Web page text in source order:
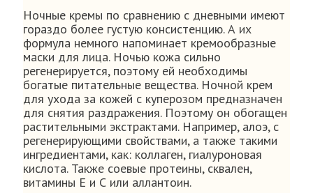
Ночные кремы по сравнению с дневными имеют
гораздо более густую консистенцию. А их
формула немного напоминает кремообразные
маски для лица. Ночью кожа сильно
регенерируется, поэтому ей необходимы
богатые питательные вещества. Ночной крем
для ухода за кожей с куперозом предназначен
для снятия раздражения. Поэтому он обогащен
растительными экстрактами. Например, алоэ, с
регенерирующими свойствами, а также такими
ингредиентами, как: коллаген, гиалуроновая
кислота. Также соевые протеины, сквален,
витамины E и С или аллантоин.